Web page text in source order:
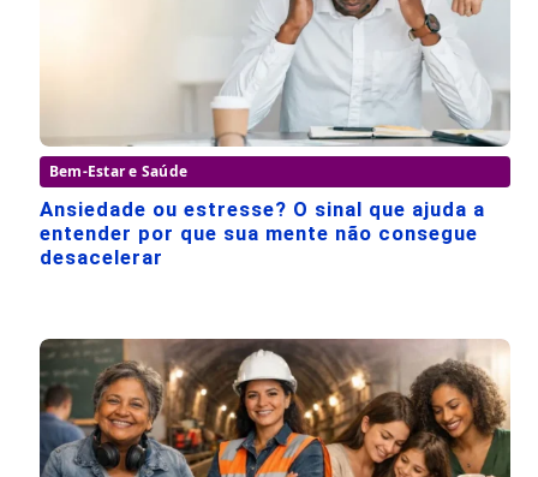
Bem-Estar e Saúde
Ansiedade ou estresse? O sinal que ajuda a
entender por que sua mente não consegue
desacelerar